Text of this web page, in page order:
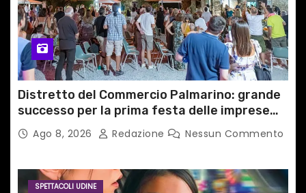
Distretto del Commercio Palmarino: grande
successo per la prima festa delle imprese
del territorio
Ago 8, 2026 Redazione Nessun Commento
SPETTACOLI UDINE